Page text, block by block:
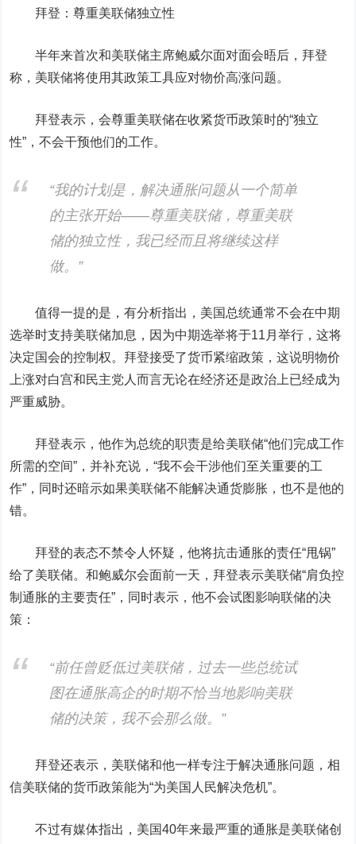
拜登：尊重美联储独立性
半年来首次和美联储主席鲍威尔面对面会晤后，拜登
称，美联储将使用其政策工具应对物价高涨问题。
拜登表示，会尊重美联储在收紧货币政策时的“独立
性” ，不会干预他们的工作。
“我的计划是，解决通胀问题从一个简单
的主张开始——尊重美联储，尊重美联
储的独立性，我已经而且将继续这样
做。”
值得一提的是，有分析指出，美国总统通常不会在中期
选举时支持美联储加息，因为中期选举将于11月举行，这将
决定国会的控制权。拜登接受了货币紧缩政策，这说明物价
上涨对白宫和民主党人而言无论在经济还是政治上已经成为
严重威胁。
拜登表示，他作为总统的职责是给美联储“他们完成工作
所需的空间”，并补充说，“我不会干涉他们至关重要的工
作”，同时还暗示如果美联储不能解决通货膨胀，也不是他的
错。
拜登的表态不禁令人怀疑，他将抗击通胀的责任“甩锅”
给了美联储。和鲍威尔会面前一天，拜登表示美联储“肩负控
制通胀的主要责任”，同时表示，他不会试图影响联储的决
策：
“前任曾贬低过美联储，过去一些总统试
图在通胀高企的时期不恰当地影响美联
储的决策，我不会那么做。”
拜登还表示，美联储和他一样专注于解决通胀问题，相
信美联储的货币政策能为“为美国人民解决危机”。
不过有媒体指出，美国40年来最严重的通胀是美联储创